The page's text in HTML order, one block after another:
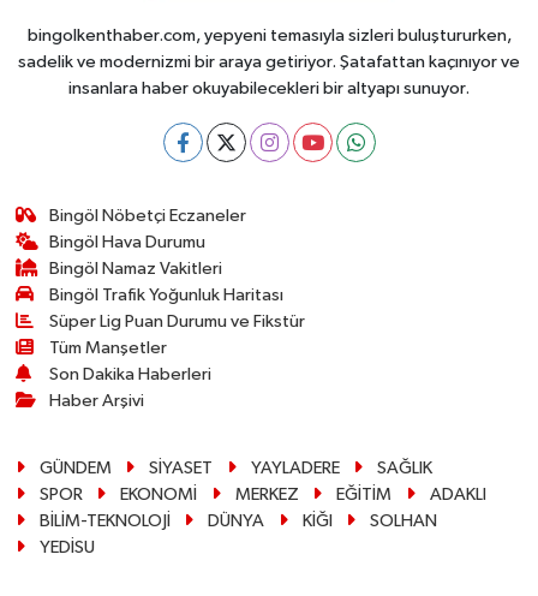
bingolkenthaber.com, yepyeni temasıyla sizleri buluştururken,
sadelik ve modernizmi bir araya getiriyor. Şatafattan kaçınıyor ve
insanlara haber okuyabilecekleri bir altyapı sunuyor.
Bingöl Nöbetçi Eczaneler
Bingöl Hava Durumu
Bingöl Namaz Vakitleri
Bingöl Trafik Yoğunluk Haritası
Süper Lig Puan Durumu ve Fikstür
Tüm Manşetler
Son Dakika Haberleri
Haber Arşivi
GÜNDEM SİYASET YAYLADERE
SAĞLIK
SPOR
EKONOMİ MERKEZ EĞİTİM
ADAKLI
BİLİM-TEKNOLOJİ
DÜNYA KİĞI
SOLHAN
YEDİSU